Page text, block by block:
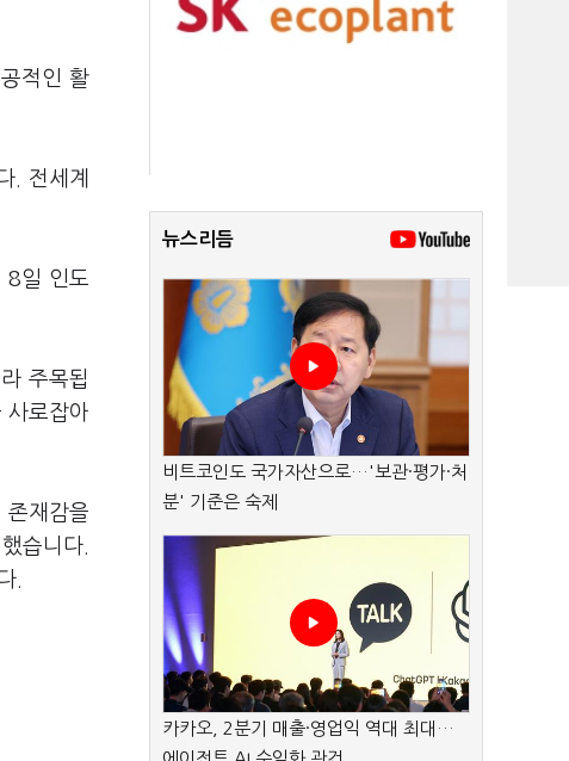
적인 활
. 전세계
8일 인도
주목됩
사로잡아
재감을
습니다.
.
뉴스리듬
비트코인도 국가자산으로…'보관·평가·처
분' 기준은 숙제
카카오, 2분기 매출·영업익 역대 최대…